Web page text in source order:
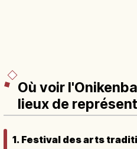
Où voir
lieux de
1. Festival des arts